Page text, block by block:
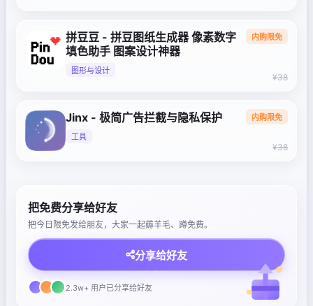
拼豆豆 - 拼豆图纸生成器 像素数字
填色助手 图案设计神器
图形与设计
内购限免
¥38
Jinx - 极简广告拦截与隐私保护
工具
内购限免
¥38
把免费分享给好友
把今日限免发给朋友，大家一起薅羊毛、蹲免费。
分享给好友
2.3w+ 用户已分享给好友